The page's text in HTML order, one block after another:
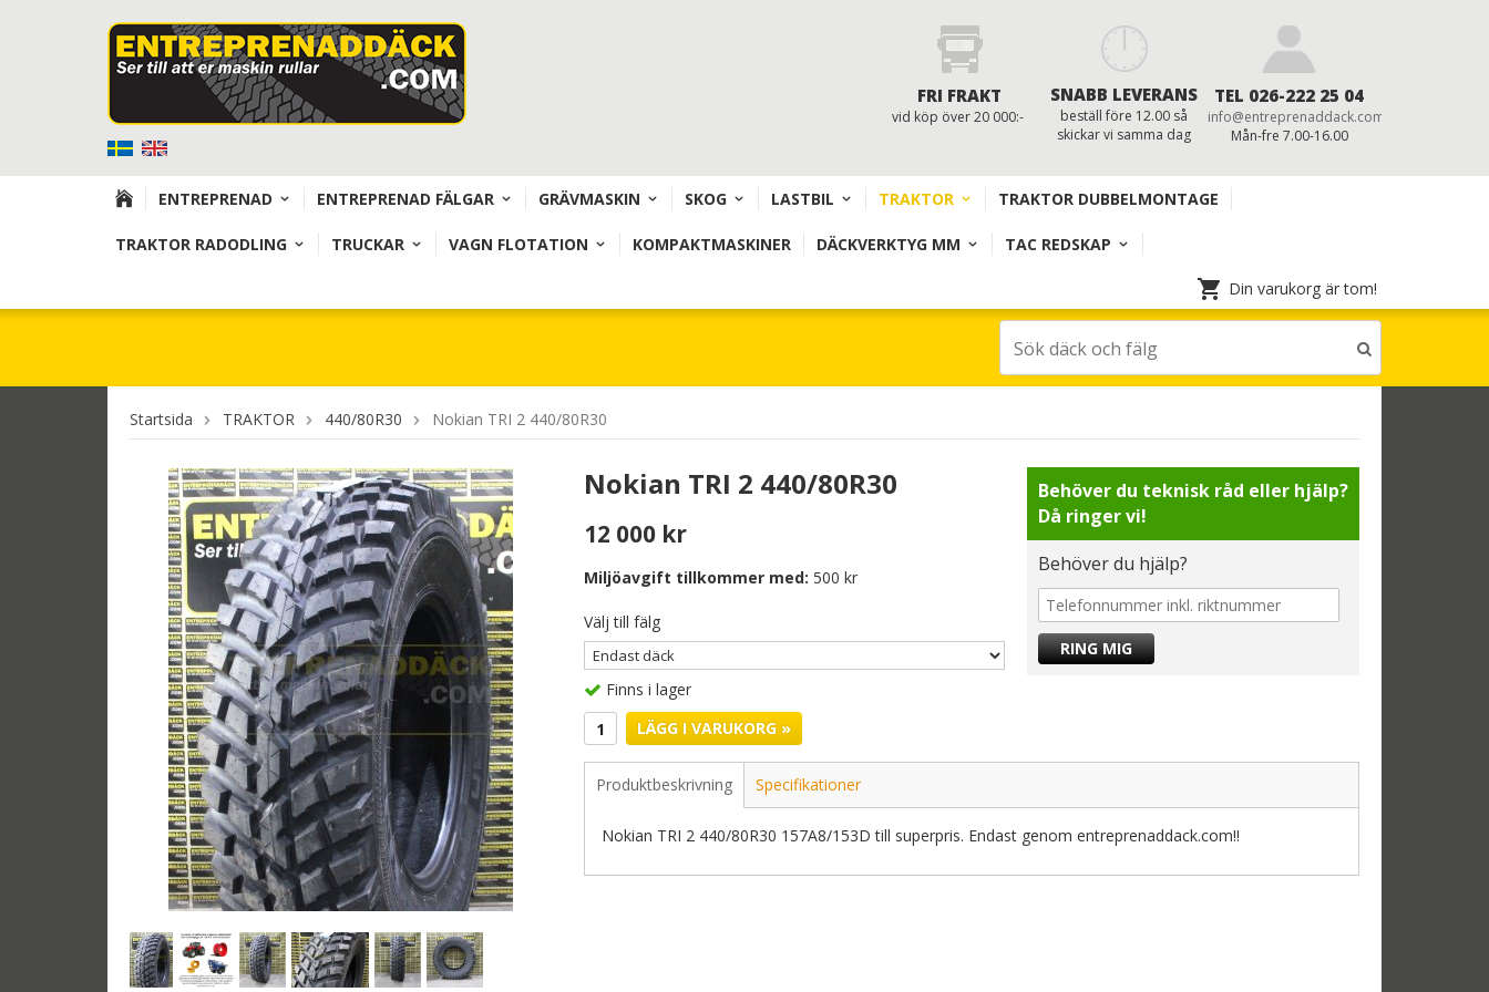
FRI FRAKT
vid köp över 20 000:-
SNABB LEVERANS
beställ före 12.00 så
skickar vi samma dag
TEL 026-222 25 04
info@entreprenaddack.com
Mån-fre 7.00-16.00
ENTREPRENAD ENTREPRENAD FÄLGAR GRÄVMASKIN SKOG LASTBIL TRAKTOR TRAKTOR DUBBELMONTAGE
TRAKTOR RADODLING TRUCKAR VAGN FLOTATION KOMPAKTMASKINER DÄCKVERKTYG MM TAC REDSKAP
Din varukorg är tom!
Startsida TRAKTOR 440/80R30 Nokian TRI 2 440/80R30
Behöver du teknisk råd eller hjälp?
Då ringer vi!
Behöver du hjälp?
Nokian TRI 2 440/80R30
12 000 kr
Miljöavgift tillkommer med: 500 kr
Välj till fälg
Finns i lager
LÄGG I VARUKORG »
Produktbeskrivning Specifikationer
Nokian TRI 2 440/80R30 157A8/153D till superpris. Endast genom entreprenaddack.com!!